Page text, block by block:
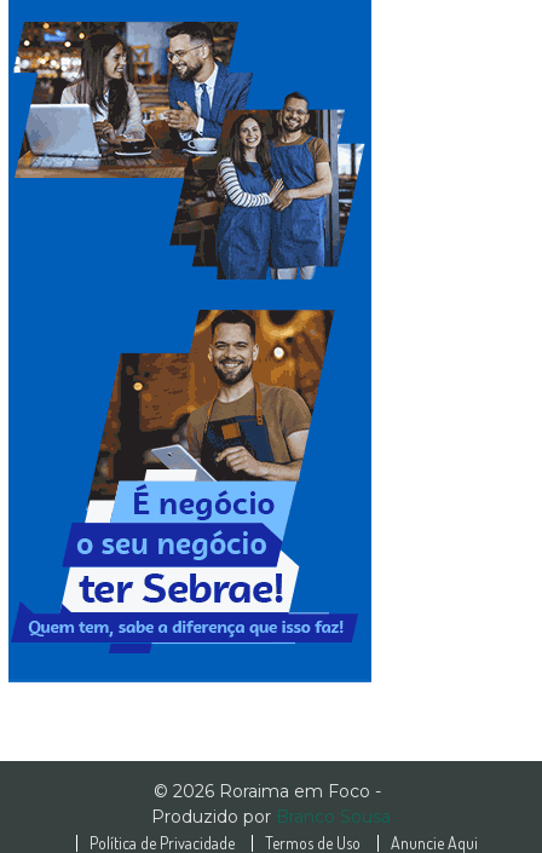
© 2026 Roraima em Foco -
Produzido por Branco Sousa
Política de Privacidade Termos de Uso Anuncie Aqui